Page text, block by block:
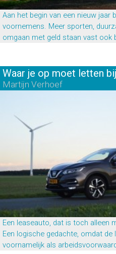
Aan het begin van een nieuw jaar
voornemens. Meer sporten,
omgaan met geld staan vast ook
Waar je op moet letten
Martijn Verhoef
Een leaseauto, dat is toch alleen
Een logische gedachte, omdat de
voornamelijk als